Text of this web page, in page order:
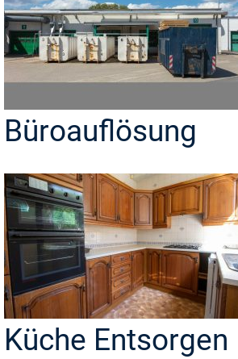
Büroauflösung
Küche Entsorgen